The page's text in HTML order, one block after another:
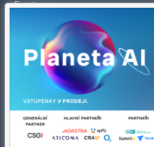
Eventy
RSS kanály
Autorská práva vykonává vydavatel. Bez
zakázáno jakékoli užití částí nebo celku
jiném jazyce. Bez souhlasu vydavatele je
obsahu pro účely automatizované analýzy
podle ustanovení § 39c autorského zákona.